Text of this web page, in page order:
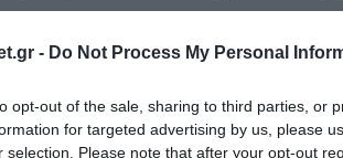
- Do Not Process My Personal
opt-out of the sale, sharing to third parties, or
for targeted advertising by us, please
selection. Please note that after your opt-out
ανδρών της Ασφάλειας
από την οποία οι δράστες
άγνωστης αξίας, οδήγησε